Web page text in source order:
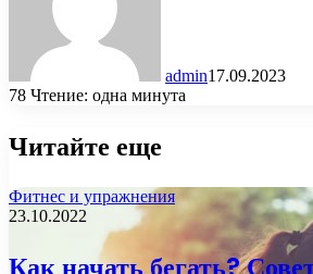
admin17.09.2023
78 Чтение: одна минута
Читайте еще
Фитнес и упражнения
23.10.2022
Как начать бегать?